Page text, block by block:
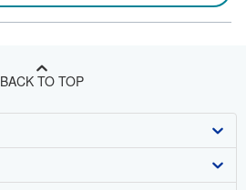
BACK TO TOP